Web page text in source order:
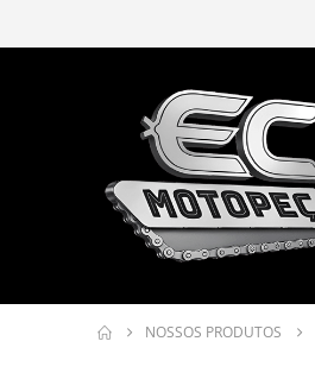
NOSSOS PRODUTOS